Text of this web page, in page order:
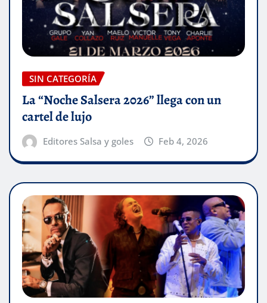
SIN CATEGORÍA
La “Noche Salsera 2026” llega con un
cartel de lujo
Editores Salsa y goles Feb 4, 2026